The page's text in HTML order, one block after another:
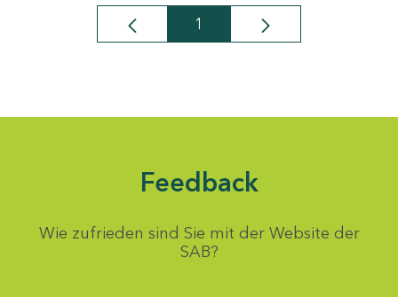
Seite
1
Feedback
Wie zufrieden sind Sie mit der Website der
SAB?